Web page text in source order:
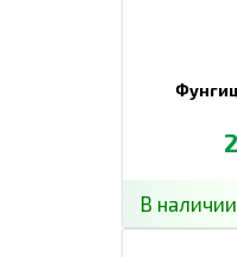
получаете
В наличии